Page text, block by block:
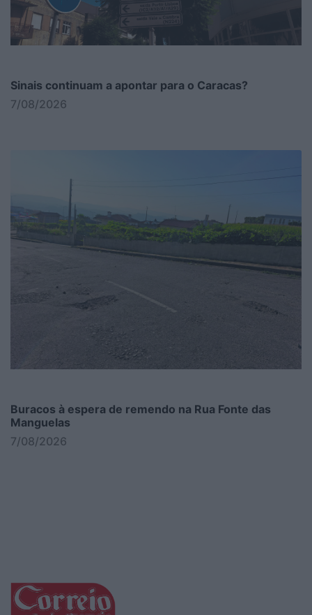
Sinais continuam a apontar para o Caracas?
7/08/2026
Buracos à espera de remendo na Rua Fonte das
Manguelas
7/08/2026